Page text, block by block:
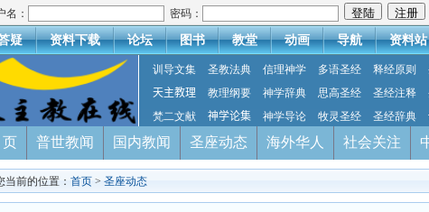
名： 密码：
疑 资料下载 论坛 图书 教堂 动画 导航 资料站
训导文集 圣教法典 信理神学 多语圣经 释经原则
天主教理
教理纲要 神学辞典 思高圣经 圣经注释
梵二文献
神学论集 神学导论 牧灵圣经 圣经辞典
页 普世教闻 国内教闻 圣座动态 海外华人 社会关注
当前的位置： 首页 > 圣座动态